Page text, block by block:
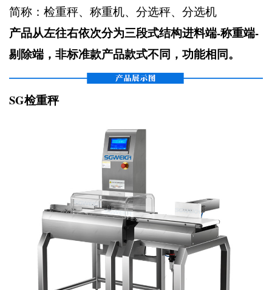
简称：检重秤、称重机、分选秤、分选机
产品从左往右依次分为三段式结构进料端-称重端-
剔除端，非标准款产品款式不同，功能相同。
SG检重秤